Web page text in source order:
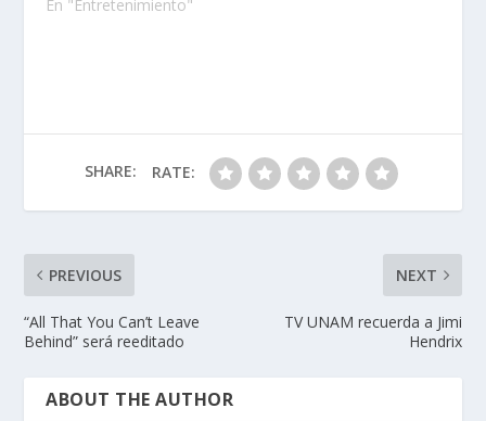
En "Entretenimiento"
SHARE: RATE:
PREVIOUS
“All That You Can’t Leave
Behind” será reeditado
NEXT
TV UNAM recuerda a Jimi
Hendrix
ABOUT THE AUTHOR